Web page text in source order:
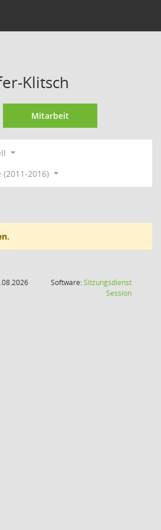
Klitsch
Mitarbeit
2016)
Software:Sitzungsdienst
Session(Wird in